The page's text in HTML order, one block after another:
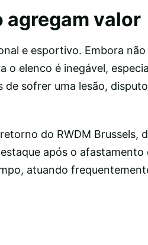
agregam valor
e esportivo. Embora não
o elenco é inegável,
sofrer uma lesão,
do RWDM Brussels,
após o afastamento
atuando